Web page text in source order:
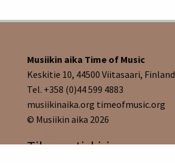
Musiikin aika Time of Music
Keskitie 10, 44500 Viitasaari, Finland
Tel. +358 (0)44 599 4883
musiikinaika.org timeofmusic.org
© Musiikin aika 2026
Tilaa uutiskirje